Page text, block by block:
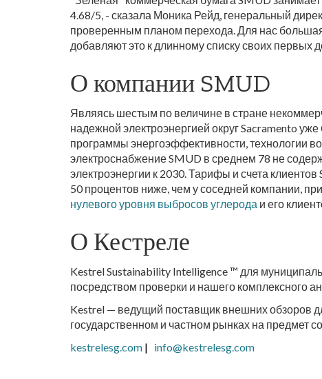
4.68/5, - сказала Моника Рейд, генеральный
проверенным планом перехода. Для нас
добавляют это к длинному списку своих первых
О компании SMUD
Являясь шестым по величине в стране
надежной электроэнергией округ Sacramento
программы энергоэффективности, технологии
электроснабжение SMUD в среднем 78 не
электроэнергии к 2030. Тарифы и счета
50 процентов ниже, чем у соседней компании,
нулевого уровня выбросов углерода и его
О Кестреле
Kestrel Sustainability Intelligence ™ для
посредством проверки и нашего комплексного
Kestrel — ведущий поставщик внешних обзоров
государственном и частном рынках на предмет
kestrelesg.com | info@kestrelesg.com